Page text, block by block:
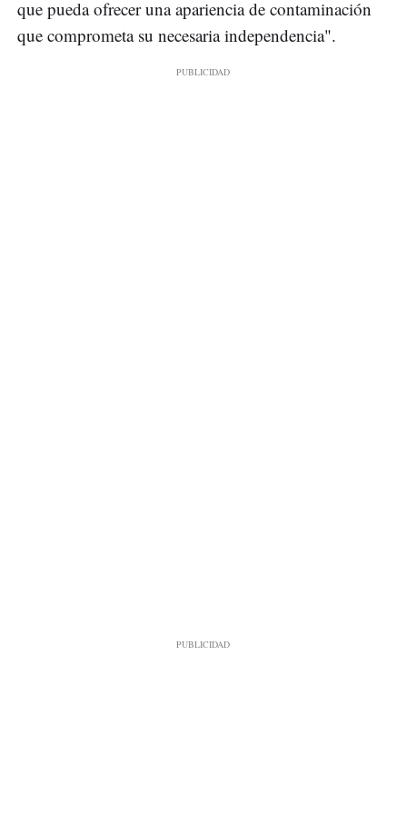
que pueda ofrecer una apariencia de contaminación
que comprometa su necesaria independencia".